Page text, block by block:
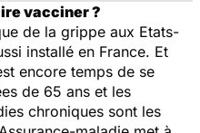
vacciner ?
de la grippe aux Etats-
installé en France. Et
encore temps de se
de 65 ans et les
chroniques sont les